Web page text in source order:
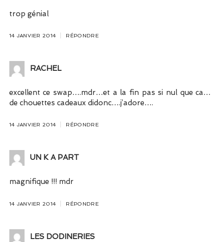
trop génial
14 JANVIER 2014 RÉPONDRE
RACHEL
excellent ce swap….mdr…et a la fin pas si nul que ca…
de chouettes cadeaux didonc….j’adore….
14 JANVIER 2014 RÉPONDRE
UN K A PART
magnifique !!! mdr
14 JANVIER 2014 RÉPONDRE
LES DODINERIES